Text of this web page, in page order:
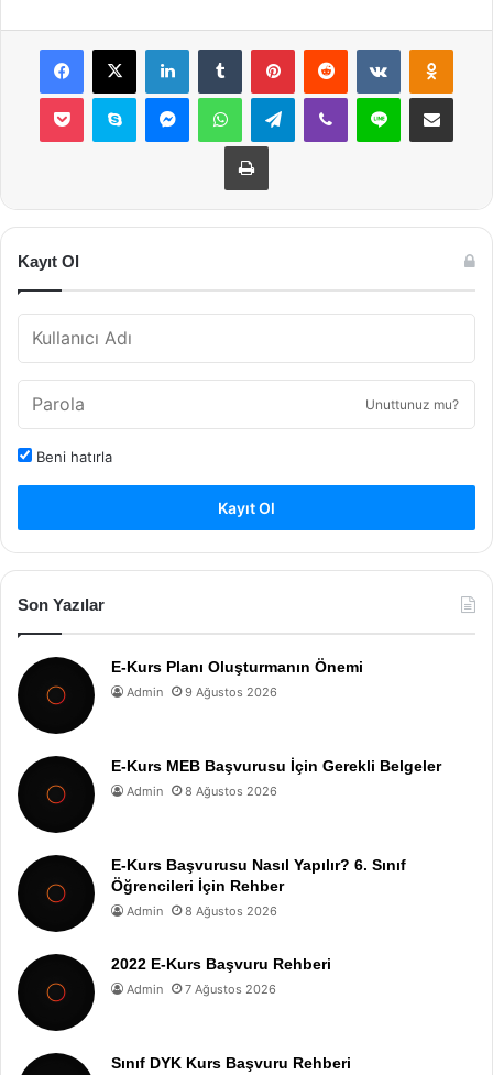
Facebook
X LinkedInTumblr PinterestReddit VKontakte
Pocket Skype MessengerWhatsAppTelegramViber Line E-Posta ile
Yazdır
Kayıt Ol
Unuttunuz mu?
Beni hatırla
Kayıt Ol
Son Yazılar
E-Kurs Planı Oluşturmanın Önemi
Admin 9 Ağustos 2026
E-Kurs MEB Başvurusu İçin Gerekli Belgeler
Admin 8 Ağustos 2026
E-Kurs Başvurusu Nasıl Yapılır? 6. Sınıf
Öğrencileri İçin Rehber
Admin 8 Ağustos 2026
2022 E-Kurs Başvuru Rehberi
Admin 7 Ağustos 2026
Sınıf DYK Kurs Başvuru Rehberi